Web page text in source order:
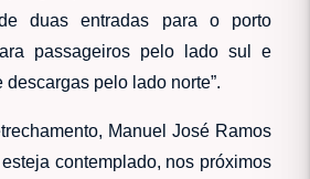
duas entradas para o porto
passageiros pelo lado sul e
descargas pelo lado norte”.
Manuel José Ramos
contemplado, nos próximos